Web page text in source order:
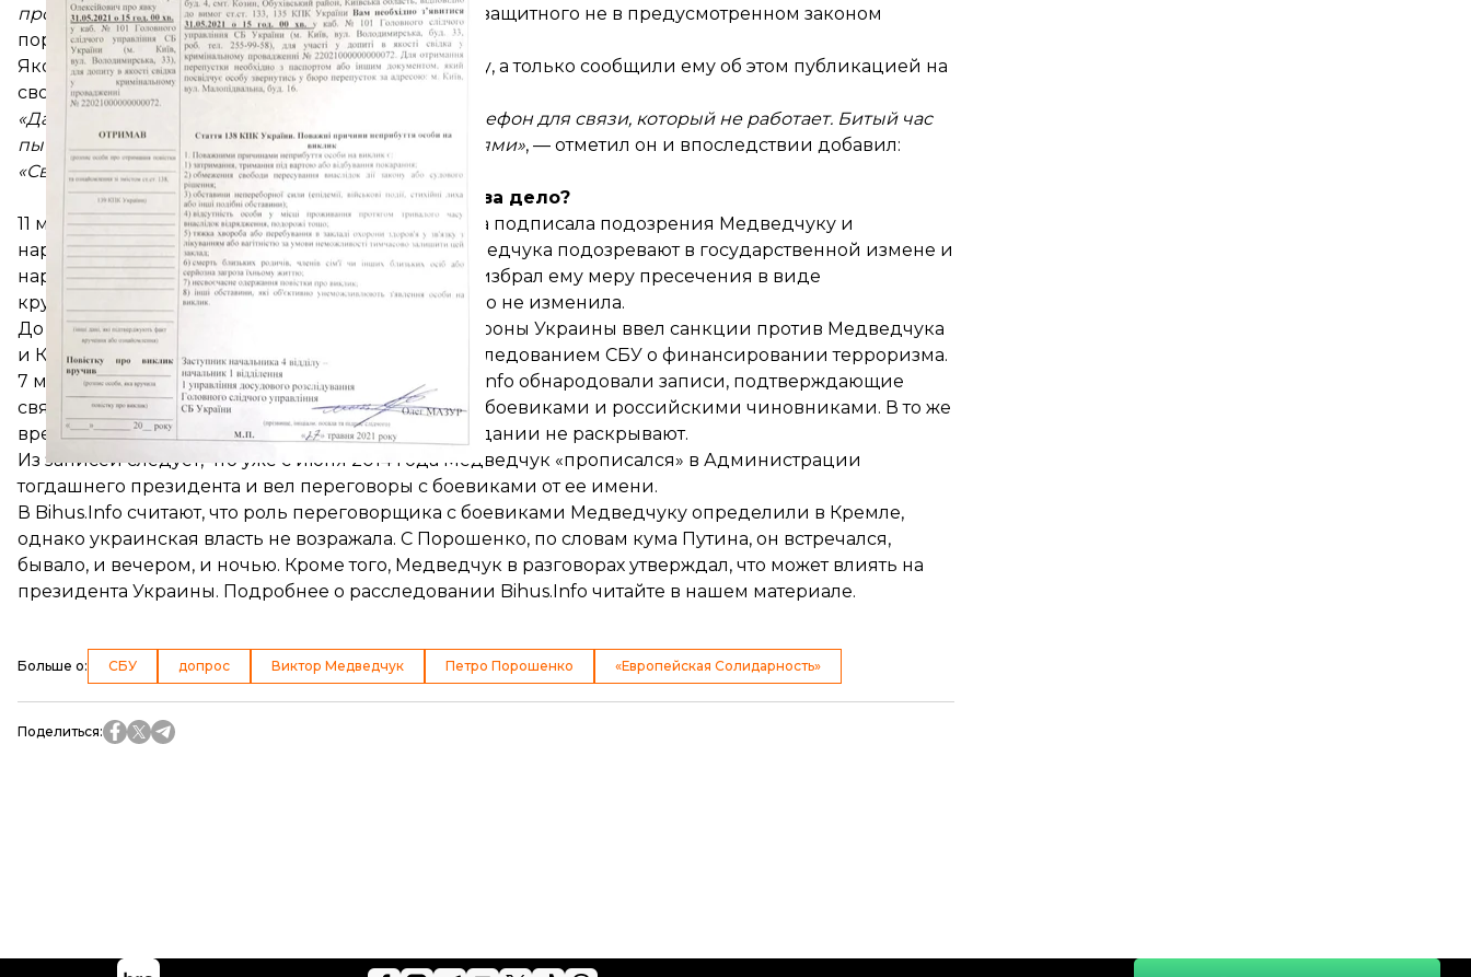
противоправную практику ГБР»вызывать его подзащитного не в предусмотренном законом
порядке.
Якобы служащие не вручили Порошенко повестку, а только сообщили ему об этом публикацией на
своем сайте.
«Да еще и указав в тексте "интернет-повестки" телефон для связи, который не работает. Битый час
пытаюсь "найти концы" и связаться со следователями», — отметил он и впоследствии добавил:
«Связались, согласовали дату визита».
Что это за дело?
11 мая генеральный прокурор Ирина Венедиктова подписала подозрения Медведчуку и
народному депутату от ОПЗЖ Тарасу Козаку. Медведчука подозревают в государственной измене и
нарушении законов и обычаев войны. 13 мая суд
избрал ему меру пресечения в виде
круглосуточного домашнего ареста. Апелляция его не изменила.
До этого 19 февраля Совет нацбезопасности и обороны Украины ввел санкции против Медведчука
и Козака. Ограничения применили в связи с расследованием СБУ о финансировании терроризма.
7 мая журналисты-расследователи проекта Bihus.Info обнародовали записи, подтверждающие
связи Виктора Медведчука с Петром Порошенко, боевиками и российскими чиновниками. В то же
время своих источников получения записей в издании не раскрывают.
Из записей следует, что уже с июня 2014 года Медведчук «прописался» в Администрации
тогдашнего президента и вел переговоры с боевиками от ее имени.
В Bihus.Info считают, что роль переговорщика с боевиками Медведчуку определили в Кремле,
однако украинская власть не возражала. С Порошенко, по словам кума Путина, он встречался,
бывало, и вечером, и ночью. Кроме того, Медведчук в разговорах утверждал, что может влиять на
президента Украины. Подробнее о расследовании Bihus.Info читайте в нашем материале.
Больше о: СБУ допрос Виктор Медведчук Петро Порошенко «Европейская Солидарность»
Поделиться: